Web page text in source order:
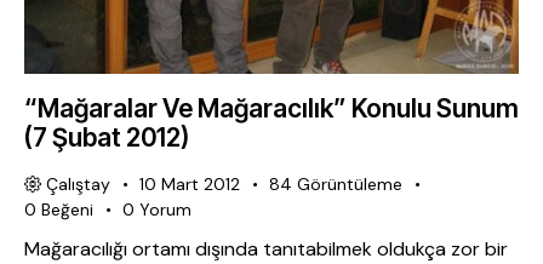
“Mağaralar Ve Mağaracılık” Konulu Sunum
(7 Şubat 2012)
Çalıştay 10 Mart 2012 84 Görüntüleme
0 Beğeni 0 Yorum
Mağaracılığı ortamı dışında tanıtabilmek oldukça zor bir